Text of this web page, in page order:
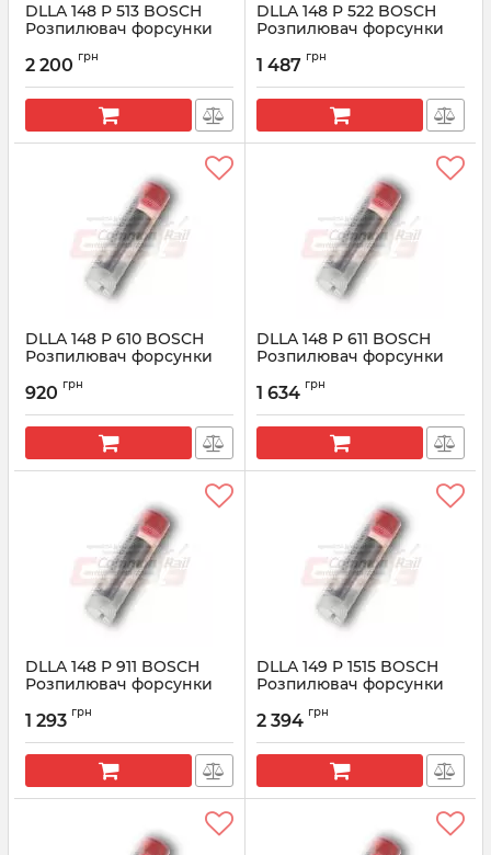
DLLA 148 P 513 BOSCH
Розпилювач форсунки
Артикул: 0433171369
2 200 грн
DLLA 148 P 522 BOSCH
Розпилювач форсунки
Артикул:
1 487 грн
DLLA 148 P 610 BOSCH
Розпилювач форсунки
Артикул:
920 грн
DLLA 148 P 611 BOSCH
Розпилювач форсунки
Артикул:
1 634 грн
DLLA 148 P 911 BOSCH
Розпилювач форсунки
Артикул:
1 293 грн
DLLA 149 P 1515 BOSCH
Розпилювач форсунки
Артикул:
2 394 грн